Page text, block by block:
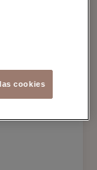
cookies